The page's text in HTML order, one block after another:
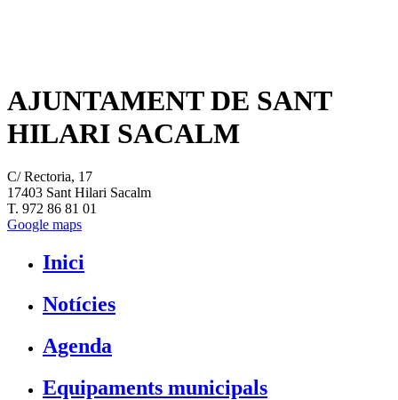
AJUNTAMENT DE SANT
HILARI SACALM
C/ Rectoria, 17
17403 Sant Hilari Sacalm
T. 972 86 81 01
Google maps
Inici
Notícies
Agenda
Equipaments municipals